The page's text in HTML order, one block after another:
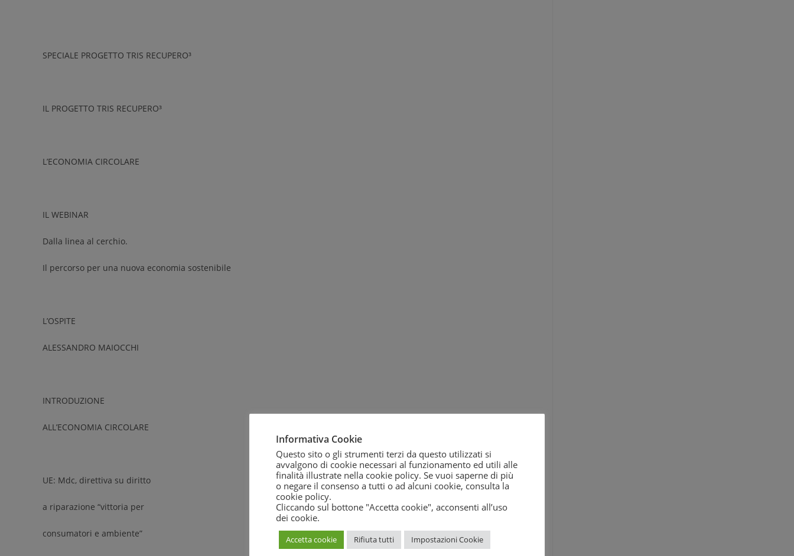
SPECIALE PROGETTO TRIS RECUPERO³
IL PROGETTO TRIS RECUPERO³
L’ECONOMIA CIRCOLARE
IL WEBINAR
Dalla linea al cerchio.
Il percorso per una nuova economia sostenibile
L’OSPITE
ALESSANDRO MAIOCCHI
INTRODUZIONE
ALL’ECONOMIA CIRCOLARE
UE: Mdc, direttiva su diritto
a riparazione “vittoria per
consumatori e ambiente”
Informativa Cookie
Questo sito o gli strumenti terzi da questo utilizzati si
avvalgono di cookie necessari al funzionamento ed utili alle
finalità illustrate nella cookie policy. Se vuoi saperne di più
o negare il consenso a tutti o ad alcuni cookie, consulta la
cookie policy.
Cliccando sul bottone "Accetta cookie", acconsenti all’uso
dei cookie.
Accetta cookie Rifiuta tutti Impostazioni Cookie